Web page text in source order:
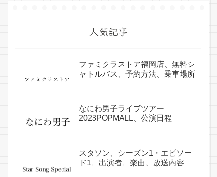
人気記事
ファミクラストア福岡店、無料シ
ャトルバス、予約方法、乗車場所
なにわ男子ライブツアー
2023POPMALL、公演日程
スタソン、シーズン1・エピソー
ド1、出演者、楽曲、放送内容